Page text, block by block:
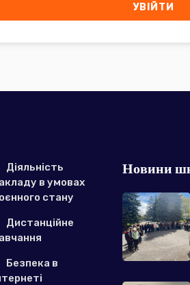
УВІЙТИ
Діяльність
в умовах
стану
Дистанційне
Безпека в
Новини